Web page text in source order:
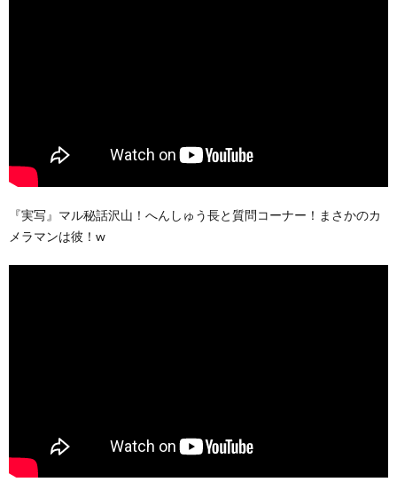
『実写』マル秘話沢山！へんしゅう長と質問コーナー！まさかのカ
メラマンは彼！w